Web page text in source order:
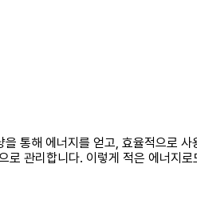
통해 에너지를 얻고, 효율적으로 사
관리합니다. 이렇게 적은 에너지